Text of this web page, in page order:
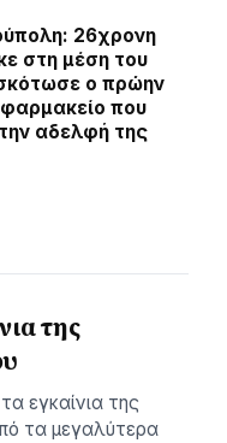
26χρονη
στη μέση του
ο πρώην
που
αδελφή της
της
εγκαίνια της
τα μεγαλύτερα